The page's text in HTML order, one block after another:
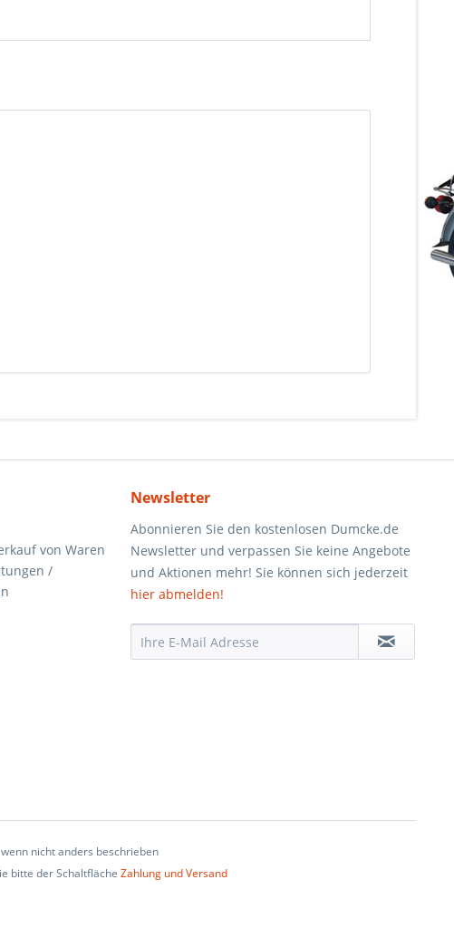
von Waren
/
Newsletter
Abonnieren Sie den kostenlosen Dumcke.de
Newsletter und verpassen Sie keine Angebote
und Aktionen mehr! Sie können sich jederzeit
hier abmelden!
nicht anders beschrieben
bitte der Schaltfläche Zahlung und Versand